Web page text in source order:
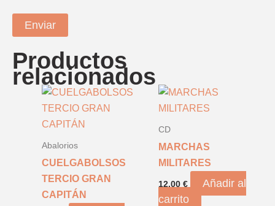
Productos
relacionados
Abalorios
CUELGABOLSOS
TERCIO GRAN
CAPITÁN
CD
MARCHAS
MILITARES
12,00 €
Añadir al
carrito